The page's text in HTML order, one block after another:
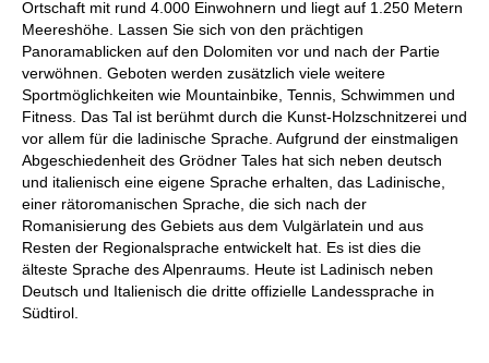
Ortschaft mit rund 4.000 Einwohnern und liegt auf 1.250 Metern
Meereshöhe. Lassen Sie sich von den prächtigen
Panoramablicken auf den Dolomiten vor und nach der Partie
verwöhnen. Geboten werden zusätzlich viele weitere
Sportmöglichkeiten wie Mountainbike, Tennis, Schwimmen und
Fitness. Das Tal ist berühmt durch die Kunst-Holzschnitzerei und
vor allem für die ladinische Sprache. Aufgrund der einstmaligen
Abgeschiedenheit des Grödner Tales hat sich neben deutsch
und italienisch eine eigene Sprache erhalten, das Ladinische,
einer rätoromanischen Sprache, die sich nach der
Romanisierung des Gebiets aus dem Vulgärlatein und aus
Resten der Regionalsprache entwickelt hat. Es ist dies die
älteste Sprache des Alpenraums. Heute ist Ladinisch neben
Deutsch und Italienisch die dritte offizielle Landessprache in
Südtirol.